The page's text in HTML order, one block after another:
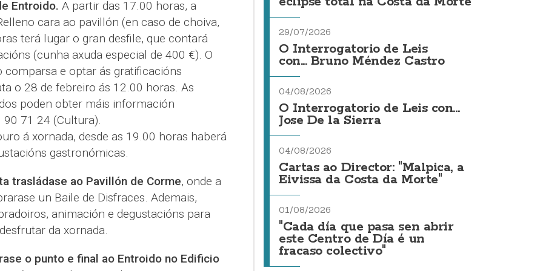
Entroido. A partir das 17.00 horas, a
cara ao pavillón (en caso de choiva,
terá lugar o gran desfile, que contará
(cunha axuda especial de 400 €). O
e optar ás gratificacións
o 28 de febreiro ás 12.00 horas. As
poden obter máis información
71 24 (Cultura).
á xornada, desde as 19.00 horas haberá
gastronómicas.
trasládase ao Pavillón de Corme, onde a
un Baile de Disfraces. Ademais,
animación e degustacións para
da xornada.
o punto e final ao Entroido no Edificio
29/07/2026
O Interrogatorio de Leis
con... Bruno Méndez Castro
04/08/2026
O Interrogatorio de Leis con...
Jose De la Sierra
04/08/2026
Cartas ao Director: "Malpica, a
Eivissa da Costa da Morte"
01/08/2026
"Cada día que pasa sen abrir
este Centro de Día é un
fracaso colectivo"